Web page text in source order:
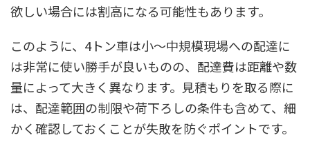
欲しい場合には割高になる可能性もあります。
このように、4トン車は小〜中規模現場への配達に
は非常に使い勝手が良いものの、配達費は距離や数
量によって大きく異なります。見積もりを取る際に
は、配達範囲の制限や荷下ろしの条件も含めて、細
かく確認しておくことが失敗を防ぐポイントです。